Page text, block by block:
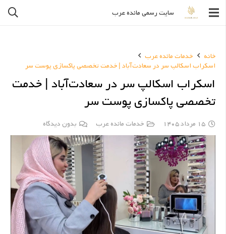
سایت رسمی مائده عرب
خانه
خدمات مائده عرب
اسکراب اسکالپ سر در سعادت‌آباد | خدمت تخصصی پاکسازی پوست سر
اسکراب اسکالپ سر در سعادت‌آباد | خدمت
تخصصی پاکسازی پوست سر
15 مرداد 1405 خدمات مائده عرب بدون دیدگاه